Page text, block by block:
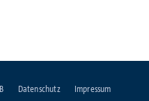
Datenschutz Impressum